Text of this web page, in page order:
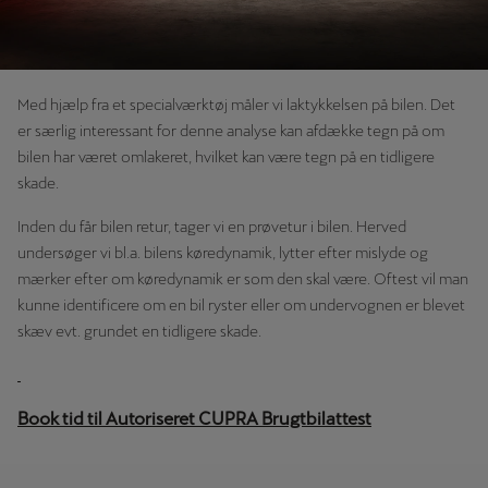
Med hjælp fra et specialværktøj måler vi laktykkelsen på bilen. Det
er særlig interessant for denne analyse kan afdække tegn på om
bilen har været omlakeret, hvilket kan være tegn på en tidligere
skade.
Inden du får bilen retur, tager vi en prøvetur i bilen. Herved
undersøger vi bl.a. bilens køredynamik, lytter efter mislyde og
mærker efter om køredynamik er som den skal være. Oftest vil man
kunne identificere om en bil ryster eller om undervognen er blevet
skæv evt. grundet en tidligere skade.​
Book tid til Autoriseret CUPRA Brugtbilattest